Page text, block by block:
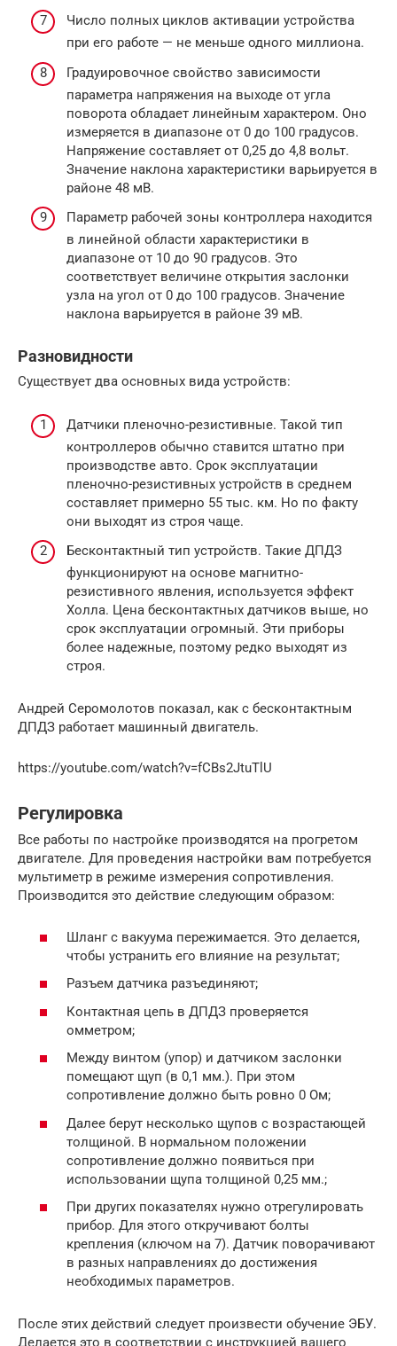
Число полных циклов активации устройства
при его работе — не меньше одного миллиона.
Градуировочное свойство зависимости
параметра напряжения на выходе от угла
поворота обладает линейным характером. Оно
измеряется в диапазоне от 0 до 100 градусов.
Напряжение составляет от 0,25 до 4,8 вольт.
Значение наклона характеристики варьируется в
районе 48 мВ.
Параметр рабочей зоны контроллера находится
в линейной области характеристики в
диапазоне от 10 до 90 градусов. Это
соответствует величине открытия заслонки
узла на угол от 0 до 100 градусов. Значение
наклона варьируется в районе 39 мВ.
Разновидности
Существует два основных вида устройств:
Датчики пленочно-резистивные. Такой тип
контроллеров обычно ставится штатно при
производстве авто. Срок эксплуатации
пленочно-резистивных устройств в среднем
составляет примерно 55 тыс. км. Но по факту
они выходят из строя чаще.
Бесконтактный тип устройств. Такие ДПДЗ
функционируют на основе магнитно-
резистивного явления, используется эффект
Холла. Цена бесконтактных датчиков выше, но
срок эксплуатации огромный. Эти приборы
более надежные, поэтому редко выходят из
строя.
Андрей Серомолотов показал, как с бесконтактным
ДПДЗ работает машинный двигатель.
https://youtube.com/watch?v=fCBs2JtuTlU
Регулировка
Все работы по настройке производятся на прогретом
двигателе. Для проведения настройки вам потребуется
мультиметр в режиме измерения сопротивления.
Производится это действие следующим образом:
Шланг с вакуума пережимается. Это делается,
чтобы устранить его влияние на результат;
Разъем датчика разъединяют;
Контактная цепь в ДПДЗ проверяется
омметром;
Между винтом (упор) и датчиком заслонки
помещают щуп (в 0,1 мм.). При этом
сопротивление должно быть ровно 0 Ом;
Далее берут несколько щупов с возрастающей
толщиной. В нормальном положении
сопротивление должно появиться при
использовании щупа толщиной 0,25 мм.;
При других показателях нужно отрегулировать
прибор. Для этого откручивают болты
крепления (ключом на 7). Датчик поворачивают
в разных направлениях до достижения
необходимых параметров.
После этих действий следует произвести обучение ЭБУ.
Делается это в соответствии с инструкцией вашего